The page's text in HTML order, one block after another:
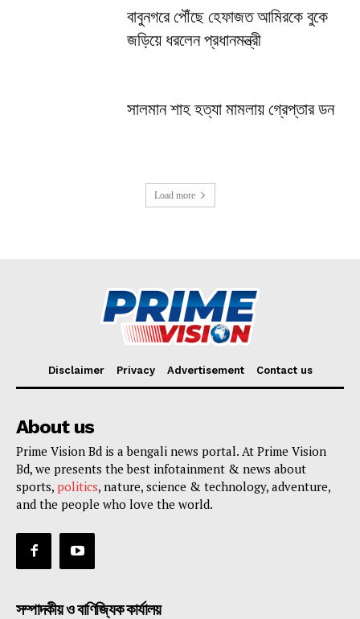
বাবুনগরে পৌঁছে হেফাজত আমিরকে বুকে
জড়িয়ে ধরলেন প্রধানমন্ত্রী
সালমান শাহ হত্যা মামলায় গ্রেপ্তার ডন
Load more
Disclaimer Privacy Advertisement Contact us
About us
Prime Vision Bd is a bengali news portal. At Prime Vision
Bd, we presents the best infotainment & news about
sports, politics, nature, science & technology, adventure,
and the people who love the world.
সম্পাদকীয় ও বাণিজ্যিক কার্যালয়